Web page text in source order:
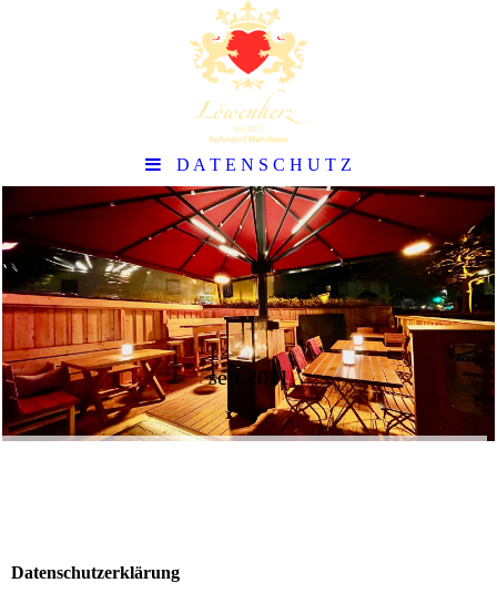
D A T E N S C H U T Z
seit 2011
Datenschutzerklärung